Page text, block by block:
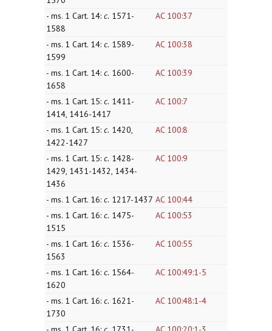
- ms. 1 Cart. 14: c. 1571-
1588
AC 100:37
- ms. 1 Cart. 14: c. 1589-
1599
AC 100:38
- ms. 1 Cart. 14: c. 1600-
1658
AC 100:39
- ms. 1 Cart. 15: c. 1411-
1414, 1416-1417
AC 100:7
- ms. 1 Cart. 15: c. 1420,
1422-1427
AC 100:8
- ms. 1 Cart. 15: c. 1428-
1429, 1431-1432, 1434-
1436
AC 100:9
- ms. 1 Cart. 16: c. 1217-1437 AC 100:44
- ms. 1 Cart. 16: c. 1475-
1515
AC 100:53
- ms. 1 Cart. 16: c. 1536-
1563
AC 100:55
- ms. 1 Cart. 16: c. 1564-
1620
AC 100:49:1-5
- ms. 1 Cart. 16: c. 1621-
1730
AC 100:48:1-4